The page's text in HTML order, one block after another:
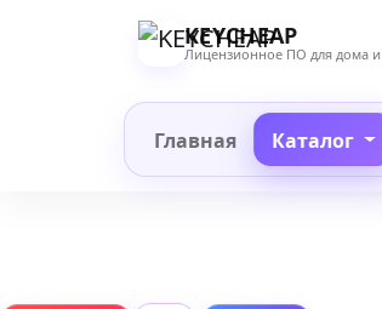
KEYCHEAP
Лицензионное ПО для дома и
Главная Каталог